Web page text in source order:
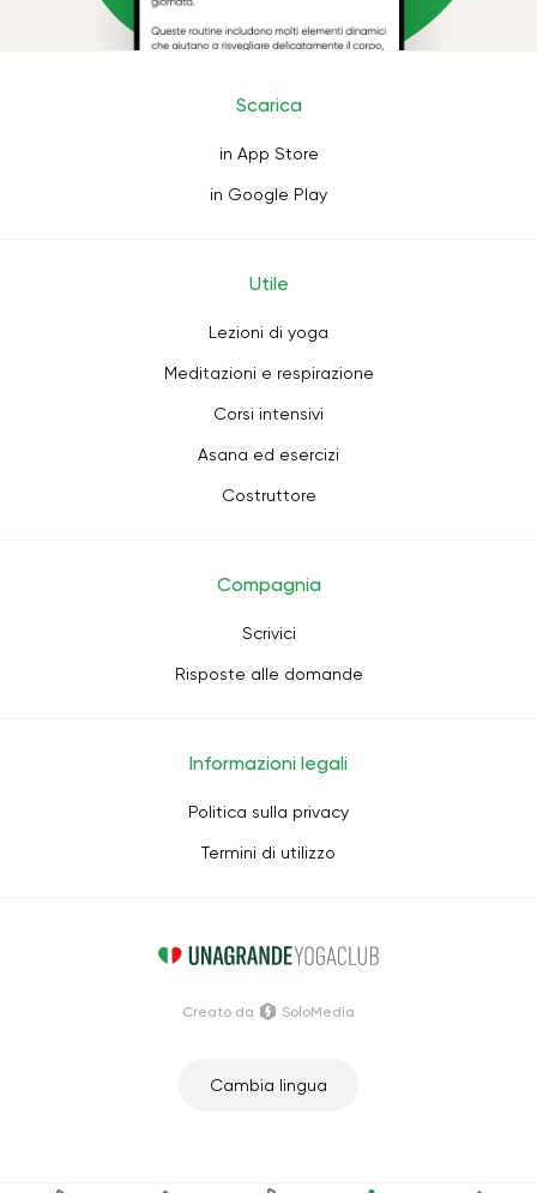
Scarica
in App Store
in Google Play
Utile
Lezioni di yoga
Meditazioni e respirazione
Corsi intensivi
Asana ed esercizi
Costruttore
Compagnia
Scrivici
Risposte alle domande
Informazioni legali
Politica sulla privacy
Termini di utilizzo
Cambia lingua
Creato da SoloMedia